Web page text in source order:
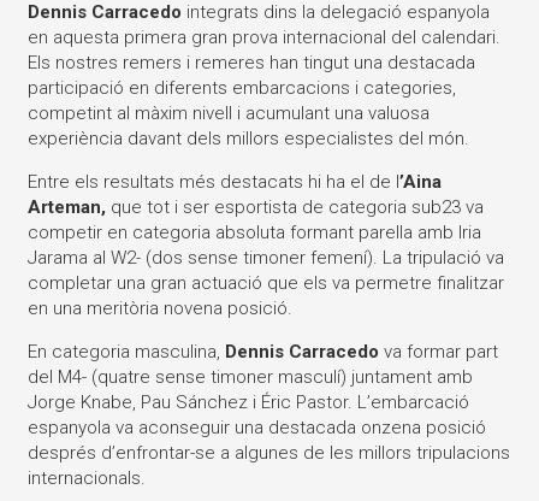
Dennis Carracedo integrats dins la delegació espanyola
en aquesta primera gran prova internacional del calendari.
Els nostres remers i remeres han tingut una destacada
participació en diferents embarcacions i categories,
competint al màxim nivell i acumulant una valuosa
experiència davant dels millors especialistes del món.
Entre els resultats més destacats hi ha el de l ’Aina
Arteman, que tot i ser esportista de categoria sub23 va
competir en categoria absoluta formant parella amb Iria
Jarama al W2- (dos sense timoner femení). La tripulació va
completar una gran actuació que els va permetre finalitzar
en una meritòria novena posició.
En categoria masculina, Dennis Carracedo va formar part
del M4- (quatre sense timoner masculí) juntament amb
Jorge Knabe, Pau Sánchez i Éric Pastor. L’embarcació
espanyola va aconseguir una destacada onzena posició
després d’enfrontar-se a algunes de les millors tripulacions
internacionals.